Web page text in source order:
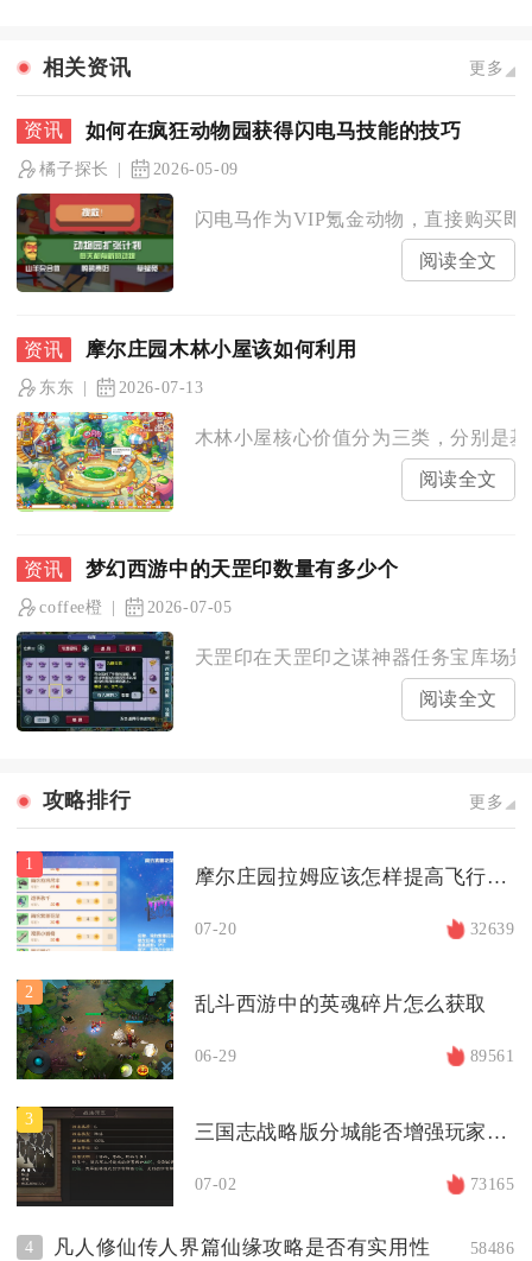
相关资讯 更多
如何在疯狂动物园获得闪电马技能的技巧
橘子探长 2026-05-09
闪电马作为VIP氪金动物，直接购买
阅读全文
摩尔庄园木林小屋该如何利用
东东 2026-07-13
木林小屋核心价值分为三类，分别是
阅读全文
梦幻西游中的天罡印数量有多少个
coffee橙 2026-07-05
天罡印在天罡印之谋神器任务宝库场
阅读全文
攻略排行 更多
1
摩尔庄园拉姆应该怎样提高飞行技能
07-20 32639
2
乱斗西游中的英魂碎片怎么获取
06-29 89561
3
三国志战略版分城能否增强玩家实力
07-02 73165
4 凡人修仙传人界篇仙缘攻略是否有实用性 58486